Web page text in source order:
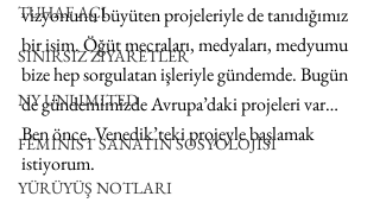
TUHAF AÇI
SINIRSIZ ZİYARETLER
NY UNLIMITED
FEMİNİST SANATIN SOSYOLOJİSİ
YÜRÜYÜŞ NOTLARI
vizyonunu büyüten projeleriyle de tanıdığımız
bir isim. Öğüt mecraları, medyaları, medyumu
bize hep sorgulatan işleriyle gündemde. Bugün
de gündemimizde Avrupa’daki projeleri var…
Ben önce, Venedik’teki projeyle başlamak
istiyorum.